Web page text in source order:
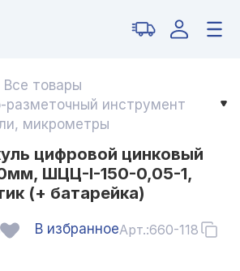
Все товары
разметочный инструмент
микрометры
цифровой цинковый
ШЦЦ-I-150-0,05-1,
(+ батарейка)
В избранноеАрт.:660-118